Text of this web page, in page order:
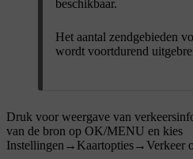
beschikbaar.
Het aantal zendgebieden
wordt voortdurend
Druk voor weergave van
van de bron op OK/MENU en kies
Instellingen → Kaartopties→Verkeer